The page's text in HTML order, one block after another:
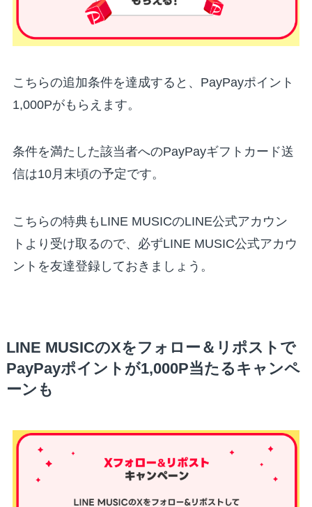
こちらの追加条件を達成すると、PayPayポイント
1,000Pがもらえます。
条件を満たした該当者へのPayPayギフトカード送
信は10月末頃の予定です。
こちらの特典もLINE MUSICのLINE公式アカウン
トより受け取るので、必ずLINE MUSIC公式アカウ
ントを友達登録しておきましょう。
LINE MUSICのXをフォロー＆リポストで
PayPayポイントが1,000P当たるキャンペ
ーンも